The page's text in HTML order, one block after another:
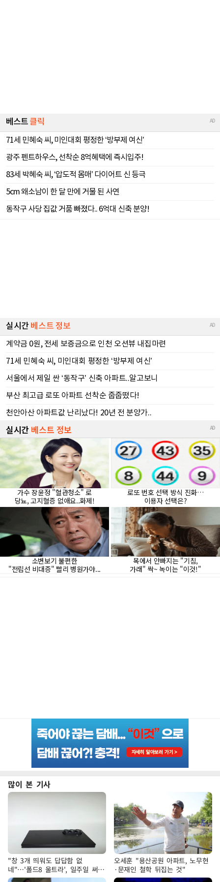
많이 본 기사
"창 3개 띄워도 답답함 없
네"…'폴드8 울트라', 일주일 써보
니
오세훈 "용산공원 아파트, 노무현
·문재인 철학 뒤집는 것"